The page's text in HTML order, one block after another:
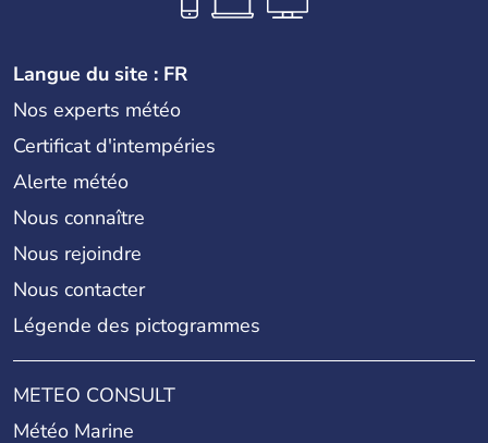
Langue du site : FR
Nos experts météo
Certificat d'intempéries
Alerte météo
Nous connaître
Nous rejoindre
Nous contacter
Légende des pictogrammes
METEO CONSULT
Météo Marine